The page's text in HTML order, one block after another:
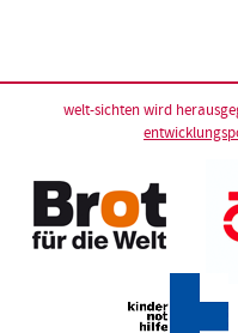
welt-sichten wird